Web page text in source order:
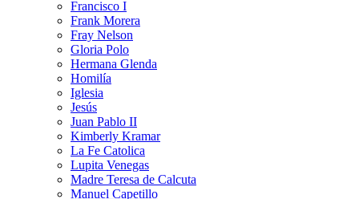
Francisco I
Frank Morera
Fray Nelson
Gloria Polo
Hermana Glenda
Homilía
Iglesia
Jesús
Juan Pablo II
Kimberly Kramar
La Fe Catolica
Lupita Venegas
Madre Teresa de Calcuta
Manuel Capetillo